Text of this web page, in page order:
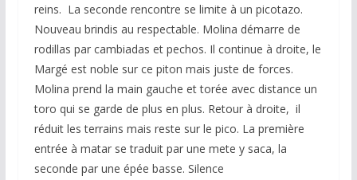
reins. La seconde rencontre se limite à un picotazo.
Nouveau brindis au respectable. Molina démarre de
rodillas par cambiadas et pechos. Il continue à droite, le
Margé est noble sur ce piton mais juste de forces.
Molina prend la main gauche et torée avec distance un
toro qui se garde de plus en plus. Retour à droite, il
réduit les terrains mais reste sur le pico. La première
entrée à matar se traduit par une mete y saca, la
seconde par une épée basse. Silence